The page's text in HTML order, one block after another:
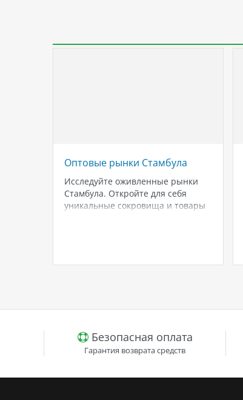
Оптовые рынки Стамбула
Исследуйте оживленные рынки
Стамбула. Откройте для себя
уникальные сокровища и товары
украшения, антиквариат и многое
Безопасная оплата
Гарантия возврата средств